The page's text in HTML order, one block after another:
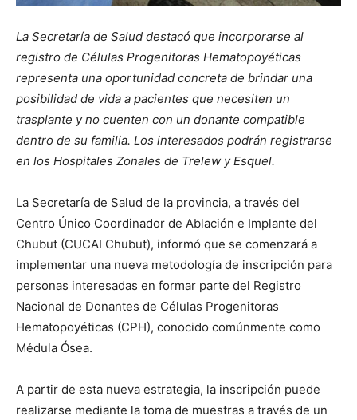
La Secretaría de Salud destacó que incorporarse al
registro de Células Progenitoras Hematopoyéticas
representa una oportunidad concreta de brindar una
posibilidad de vida a pacientes que necesiten un
trasplante y no cuenten con un donante compatible
dentro de su familia. Los interesados podrán registrarse
en los Hospitales Zonales de Trelew y Esquel.
La Secretaría de Salud de la provincia, a través del
Centro Único Coordinador de Ablación e Implante del
Chubut (CUCAI Chubut), informó que se comenzará a
implementar una nueva metodología de inscripción para
personas interesadas en formar parte del Registro
Nacional de Donantes de Células Progenitoras
Hematopoyéticas (CPH), conocido comúnmente como
Médula Ósea.
A partir de esta nueva estrategia, la inscripción puede
realizarse mediante la toma de muestras a través de un